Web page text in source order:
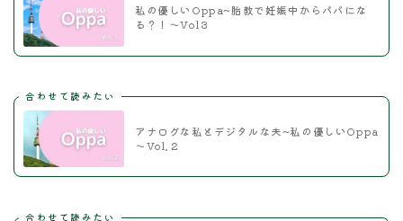
私の優しいOppa~胎教で妊娠中からパパにな
る？！～Vol３
合わせて読みたい
アナログな私とデジタルな夫~私の優しいOppa
～Vol.２
合わせて読みたい